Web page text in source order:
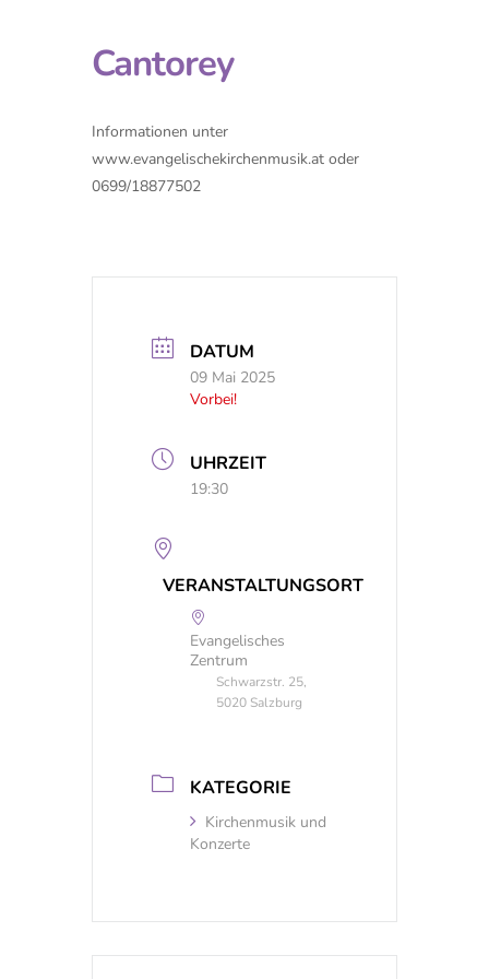
Cantorey
Informationen unter
www.evangelischekirchenmusik.at oder
0699/18877502
DATUM
09 Mai 2025
Vorbei!
UHRZEIT
19:30
VERANSTALTUNGSORT
Evangelisches
Zentrum
Schwarzstr. 25,
5020 Salzburg
KATEGORIE
Kirchenmusik und
Konzerte